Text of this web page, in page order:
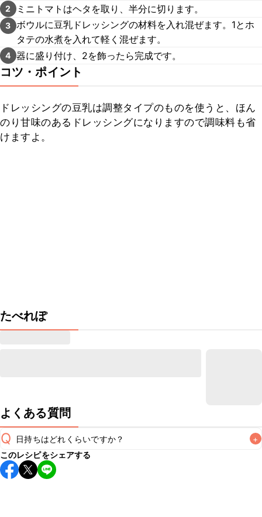
2 ミニトマトはヘタを取り、半分に切ります。
3 ボウルに豆乳ドレッシングの材料を入れ混ぜます。1とホ
タテの水煮を入れて軽く混ぜます。
4 器に盛り付け、2を飾ったら完成です。
コツ・ポイント
ドレッシングの豆乳は調整タイプのものを使うと、ほん
のり甘味のあるドレッシングになりますので調味料も省
けますよ。
たべれぽ
よくある質問
Q 日持ちはどれくらいですか？ +
保存期間は冷蔵で当日中が目安です。なるべくお早めにお召
し上がりください。
このレシピをシェアする